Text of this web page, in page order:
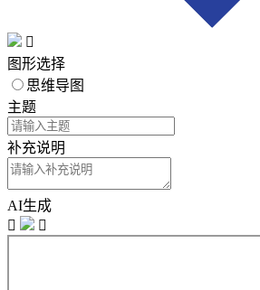

图形选择
思维导图
主题
补充说明
AI生成

